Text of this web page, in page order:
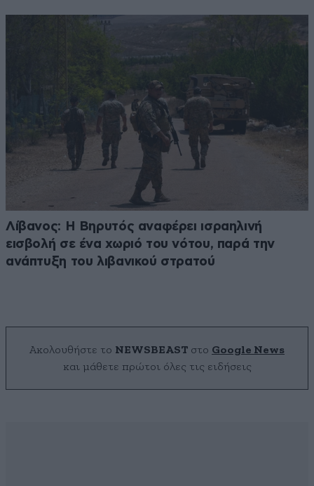
Λίβανος: Η Βηρυτός αναφέρει ισραηλινή
εισβολή σε ένα χωριό του νότου, παρά την
ανάπτυξη του λιβανικού στρατού
Ακολουθήστε το NEWSBEAST στο Google News
και μάθετε πρώτοι όλες τις ειδήσεις